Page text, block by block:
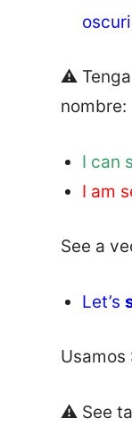
⚠️ Tenga
nombre:
I can
I am
See a
Let’s
Usamos
⚠️ See